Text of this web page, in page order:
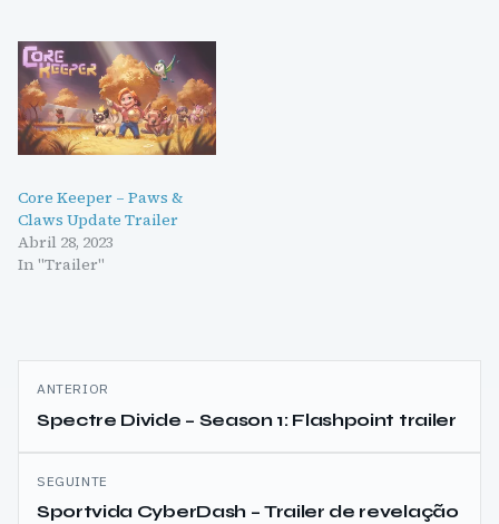
Core Keeper – Paws &
Claws Update Trailer
Abril 28, 2023
In "Trailer"
Navegação
de
artigos
ANTERIOR
Spectre Divide – Season 1: Flashpoint trailer
SEGUINTE
Sportvida CyberDash – Trailer de revelação